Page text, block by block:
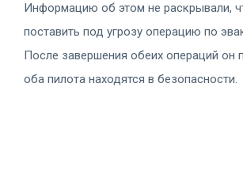
Информацию об этом не раскрывали,
поставить под угрозу операцию по
После завершения обеих операций он
оба пилота находятся в безопасности.